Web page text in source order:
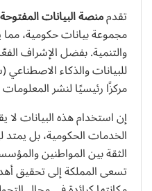
تقدممنصة البيانات المفتوحة
مجموعة بيانات حكومية، مما
والتنمية. بفضل الإشراف
للبيانات والذكاء
مركزًا رئيسيًا لنشر
إن استخدام هذه البيانات
الخدمات الحكومية، بل يمتد
الثقة بين المواطنين
تسعى المملكة إلى تحقيق